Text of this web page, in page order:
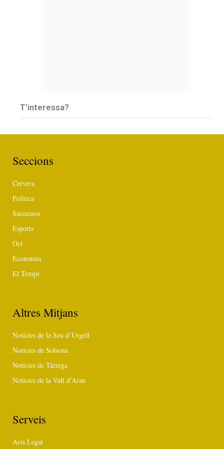
T’interessa?
Seccions
Cervera
Política
Successos
Esports
Oci
Economia
El Temps
Altres Mitjans
Notícies de la Seu d’Urgell
Notícies de Solsona
Notícies de Tàrrega
Notícies de la Vall d’Aran
Serveis
Avís Legal